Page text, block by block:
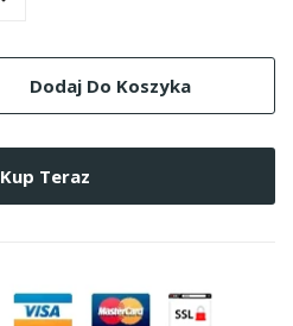
Dodaj Do Koszyka
Kup Teraz